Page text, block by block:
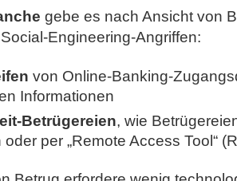
gebe es nach Ansicht von
Engineering-Angriffen:
von Online-Banking-
Informationen
Betrügereien, wie
per „Remote Access Tool“